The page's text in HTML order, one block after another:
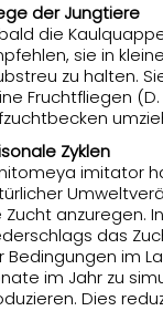
der Jungtiere
die
sie in
zu halten.
Fruchtfliegen
Zyklen
imitator
Zucht anzuregen.
das
Bedingungen im
im Jahr zu
Dies